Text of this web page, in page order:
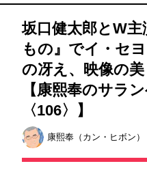
坂口健太郎とW
もの』でイ・セ
の冴え、映像の
【康熙奉のサラ
〈106〉】
康熙奉（カン・ヒボン）